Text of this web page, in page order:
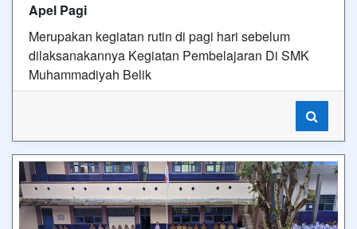
Apel Pagi
Merupakan kegiatan rutin di pagi hari sebelum
dilaksanakannya Kegiatan Pembelajaran Di SMK
Muhammadiyah Belik